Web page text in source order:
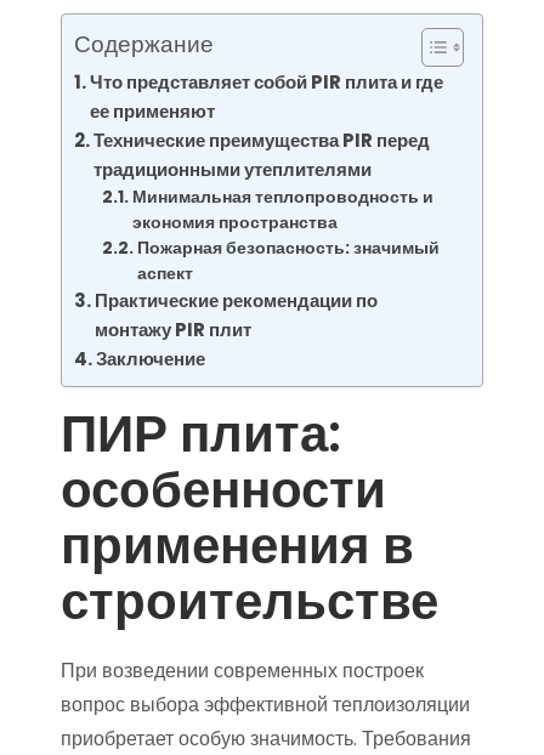
Содержание
Что представляет собой PIR плита и где
ее применяют
Технические преимущества PIR перед
традиционными утеплителями
Минимальная теплопроводность и
экономия пространства
Пожарная безопасность: значимый
аспект
Практические рекомендации по
монтажу PIR плит
Заключение
ПИР плита:
особенности
применения в
строительстве
При возведении современных построек
вопрос выбора эффективной теплоизоляции
приобретает особую значимость. Требования